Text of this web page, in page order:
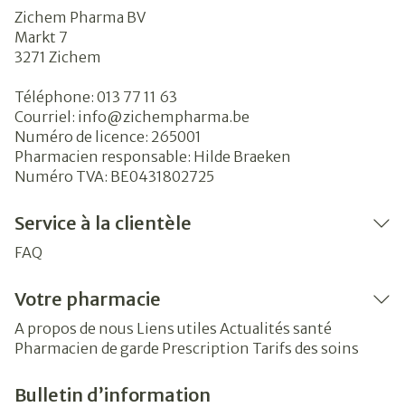
Zichem Pharma BV
Markt 7
3271 Zichem
Téléphone: 013 77 11 63
Courriel: info@zichempharma.be
Numéro de licence: 265001
Pharmacien responsable: Hilde Braeken
Numéro TVA: BE0431802725
Service à la clientèle
FAQ
Votre pharmacie
A propos de nous Liens utiles Actualités santé
Pharmacien de garde Prescription Tarifs des soins
Bulletin d’information